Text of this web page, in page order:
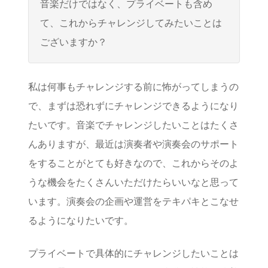
音楽だけではなく、プライベートも含め
て、これからチャレンジしてみたいことは
ございますか？
私は何事もチャレンジする前に怖がってしまうの
で、まずは恐れずにチャレンジできるようになり
たいです。音楽でチャレンジしたいことはたくさ
んありますが、最近は演奏者や演奏会のサポート
をすることがとても好きなので、これからそのよ
うな機会をたくさんいただけたらいいなと思って
います。演奏会の企画や運営をテキパキとこなせ
るようになりたいです。
プライベートで具体的にチャレンジしたいことは